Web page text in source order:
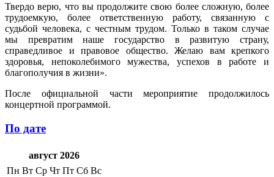
Твердо верю, что вы продолжите свою более сложную, более
трудоемкую, более ответственную работу, связанную с
судьбой человека, с честным трудом. Только в таком случае
мы превратим наше государство в развитую страну,
справедливое и правовое общество. Желаю вам крепкого
здоровья, непоколебимого мужества, успехов в работе и
благополучия в жизни».
После официальной части мероприятие продолжилось
концертной программой.
По дате
август 2026
Пн Вт Ср Чт Пт Сб Вс